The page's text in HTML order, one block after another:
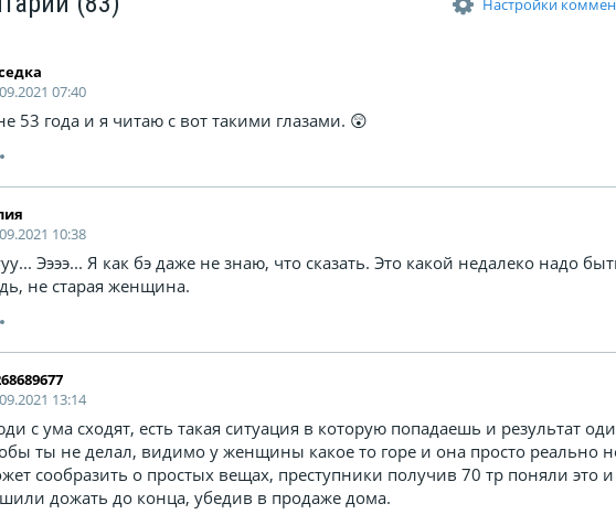
07:40
53 года и я читаю с вот такими глазами. 😲
10:38
Ээээ... Я как бэ даже не знаю, что сказать. Это какой недалеко надо
не старая женщина.
13:14
с ума сходят, есть такая ситуация в которую попадаешь и результат
ты не делал, видимо у женщины какое то горе и она просто реально
сообразить о простых вещах, преступники получив 70 тр поняли это и
дожать до конца, убедив в продаже дома.